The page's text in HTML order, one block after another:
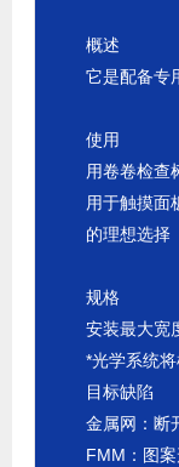
概述
它是配备专
使用
用卷卷检查
用于触摸面
的理想选择
规格
安装最大宽
*光学系统
目标缺陷
金属网：断
FMM：图